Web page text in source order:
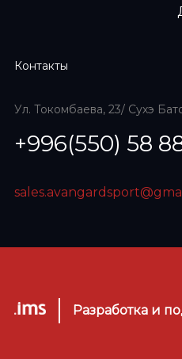
Контакты
Ул. Токомбаева, 23/ Сухэ
+996(550) 58
Разработка и